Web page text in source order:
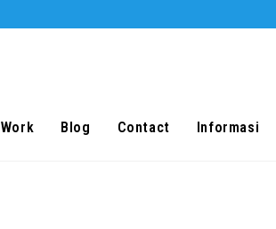
Work Blog Contact Informasi